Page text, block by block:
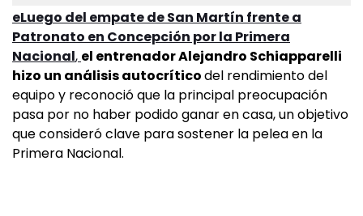
eLuego del empate de San Martín frente a
Patronato en Concepción por la Primera
Nacional, el entrenador Alejandro Schiapparelli
hizo un análisis autocríticodel rendimiento del
equipo y reconoció que la principal preocupación
pasa por no haber podido ganar en casa, un objetivo
que consideró clave para sostener la pelea en la
Primera Nacional.